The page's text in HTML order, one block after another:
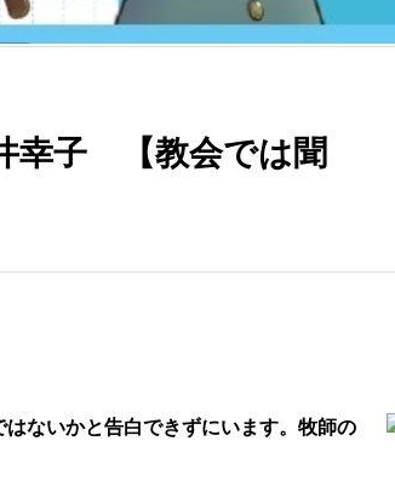
幸子 【教会では聞
ないかと告白できずにいます。牧師の